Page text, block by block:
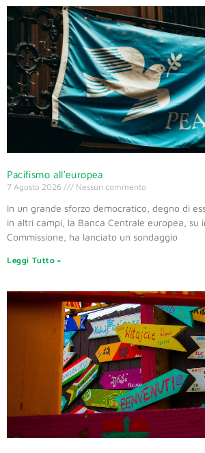
Pacifismo all’europea
7 Agosto 2026 Nessun commento
In un grande sforzo democratico, degno di
in altri campi, la Banca Centrale europea, su
Commissione, ha lanciato un sondaggio
Leggi Tutto »